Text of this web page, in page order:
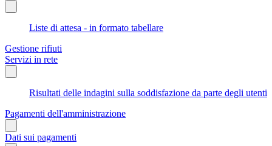
Liste di attesa - in formato tabellare
Gestione rifiuti
Servizi in rete
Risultati delle indagini sulla soddisfazione da parte degli utenti
Pagamenti dell'amministrazione
Dati sui pagamenti